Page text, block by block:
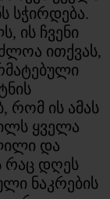
სჭირდება.
ის ჩვენი
ითქვას,
რომ ის ამას
ყველა
და
რაც დღეს
ნაკრების